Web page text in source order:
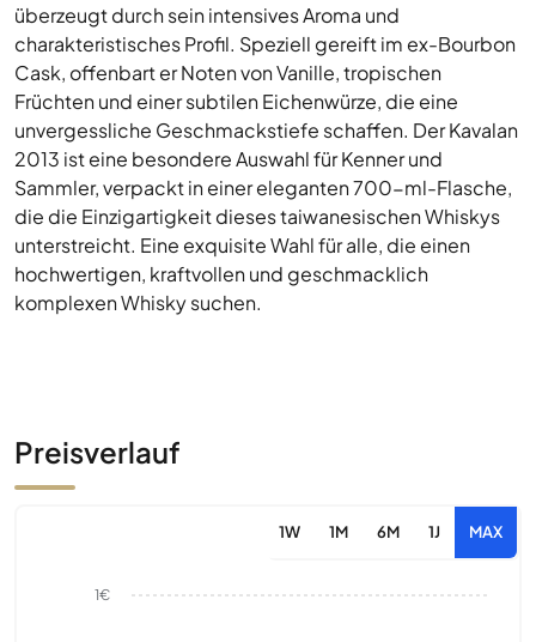
überzeugt durch sein intensives Aroma und
charakteristisches Profil. Speziell gereift im ex-Bourbon
Cask, offenbart er Noten von Vanille, tropischen
Früchten und einer subtilen Eichenwürze, die eine
unvergessliche Geschmackstiefe schaffen. Der Kavalan
2013 ist eine besondere Auswahl für Kenner und
Sammler, verpackt in einer eleganten 700-ml-Flasche,
die die Einzigartigkeit dieses taiwanesischen Whiskys
unterstreicht. Eine exquisite Wahl für alle, die einen
hochwertigen, kraftvollen und geschmacklich
komplexen Whisky suchen.
Preisverlauf
1W 1M 6M 1J MAX
1€